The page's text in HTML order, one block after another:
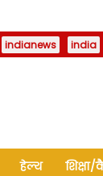
indianews india
हेल्थ